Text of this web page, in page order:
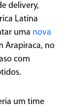
delivery,
Latina
uma nova
Arapiraca, no
com
um time